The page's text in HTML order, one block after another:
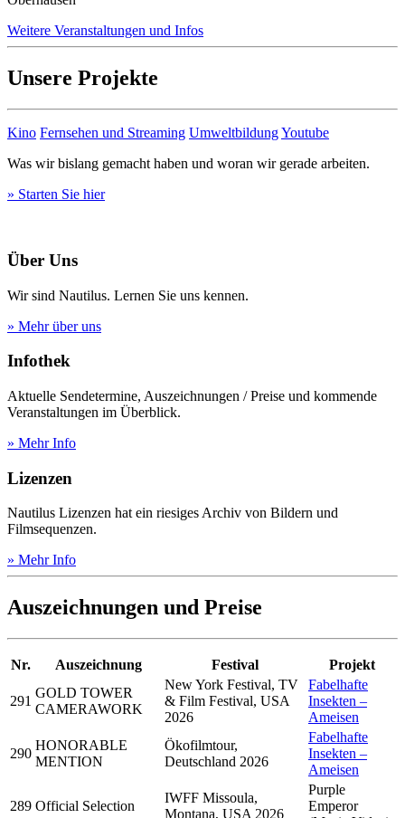
Weitere Veranstaltungen und Infos
Unsere Projekte
Kino Fernsehen und Streaming UmweltbildungYoutube
Was wir bislang gemacht haben und woran wir gerade arbeiten.
» Starten Sie hier
Über Uns
Wir sind Nautilus. Lernen Sie uns kennen.
» Mehr über uns
Infothek
Aktuelle Sendetermine, Auszeichnungen / Preise und kommende
Veranstaltungen im Überblick.
» Mehr Info
Lizenzen
Nautilus Lizenzen hat ein riesiges Archiv von Bildern und
Filmsequenzen.
» Mehr Info
Auszeichnungen und Preise
Nr. Auszeichnung Festival Projekt
291
GOLD TOWER
CAMERAWORK
New York Festival, TV
& Film Festival, USA
2026
Fabelhafte
Insekten –
Ameisen
290
HONORABLE
MENTION
Ökofilmtour,
Deutschland 2026
Fabelhafte
Insekten –
Ameisen
289 Official Selection
IWFF Missoula,
Montana, USA 2026
Purple
Emperor